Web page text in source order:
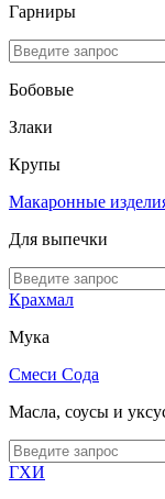
Гарниры
Бобовые
Злаки
Крупы
Макаронные
Для выпечки
Крахмал
Мука
Смеси Сода
Масла, соусы и
ГХИ